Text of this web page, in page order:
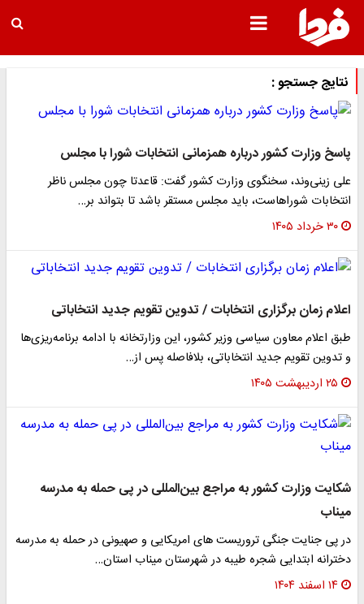
نتایج جستجو :
پاسخ وزارت کشور درباره همزمانی انتخابات شورا با مجلس
علی زینی‌وند، سخنگوی وزارت کشور گفت: قاعدتا چون مجلس ناظر
انتخابات شوراهاست، باید مجلس مستقر باشد تا بتواند بر…
۳۰ خرداد ۱۴۰۵
اعلام زمان برگزاری انتخابات / تدوین تقویم جدید انتخاباتی
طبق اعلام معاون سیاسی وزیر کشور، این وزارتخانه با ادامه برنامه‌ریزی‌ها
و تدوین تقویم جدید انتخاباتی، بلافاصله پس از…
۲۵ اردیبهشت ۱۴۰۵
شکایت وزارت کشور به مراجع بین‌المللی در پی حمله به مدرسه
میناب
در پی جنایت جنگی تروریست های امریکایی و صهیونی در حمله به مدرسه
دخترانه ابتدایی شجره طیبه در شهرستان میناب استان…
۱۴ اسفند ۱۴۰۴